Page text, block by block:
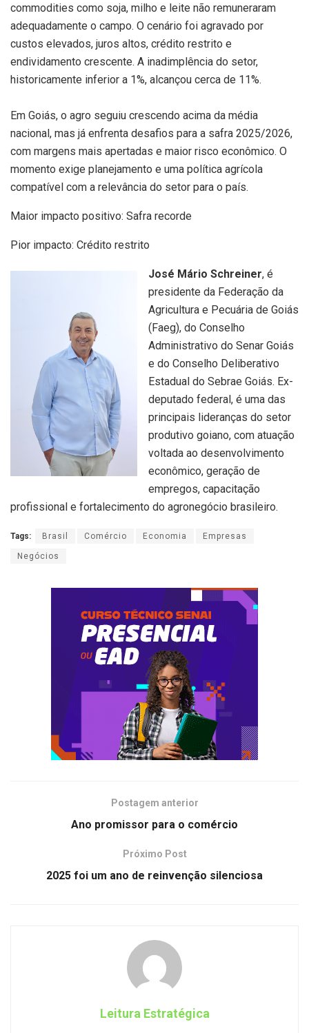
commodities como soja, milho e leite não remuneraram
adequadamente o campo. O cenário foi agravado por
custos elevados, juros altos, crédito restrito e
endividamento crescente. A inadimplência do setor,
historicamente inferior a 1%, alcançou cerca de 11%.
Em Goiás, o agro seguiu crescendo acima da média
nacional, mas já enfrenta desafios para a safra 2025/2026,
com margens mais apertadas e maior risco econômico. O
momento exige planejamento e uma política agrícola
compatível com a relevância do setor para o país.
Maior impacto positivo: Safra recorde
Pior impacto: Crédito restrito
José Mário Schreiner, é
presidente da Federação da
Agricultura e Pecuária de Goiás
(Faeg), do Conselho
Administrativo do Senar Goiás
e do Conselho Deliberativo
Estadual do Sebrae Goiás. Ex-
deputado federal, é uma das
principais lideranças do setor
produtivo goiano, com atuação
voltada ao desenvolvimento
econômico, geração de
empregos, capacitação
profissional e fortalecimento do agronegócio brasileiro.
Tags: Brasil Comércio Economia Empresas
Negócios
Postagem anterior
Ano promissor para o comércio
Próximo Post
2025 foi um ano de reinvenção silenciosa
Leitura Estratégica